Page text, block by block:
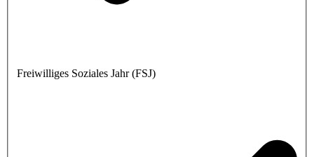
Freiwilliges Soziales Jahr (FSJ)